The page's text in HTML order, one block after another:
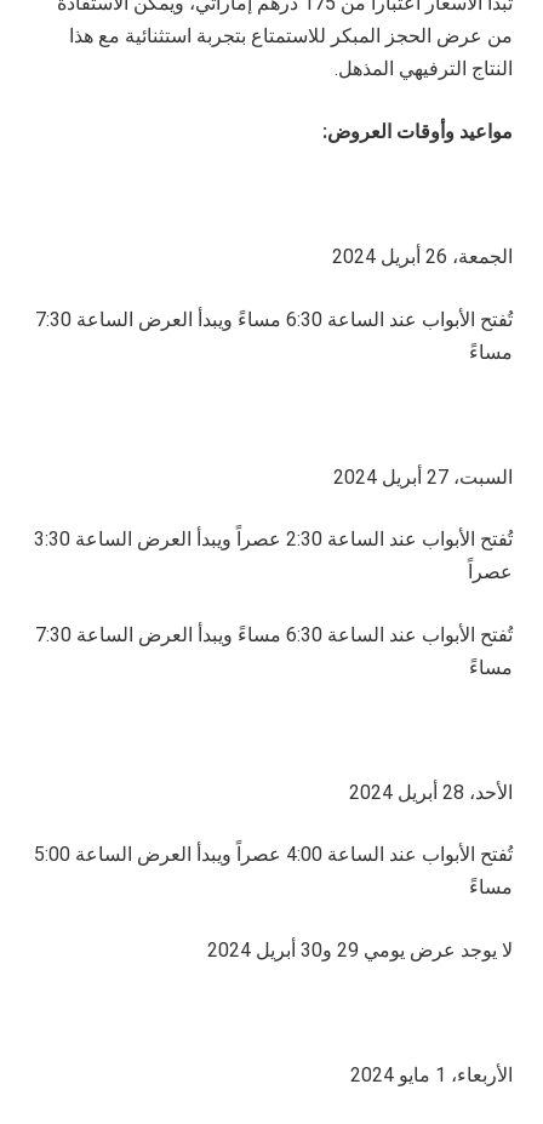
من عرض الحجز المبكر للاستمتاع بتجربة استثنائية مع هذا
النتاج الترفيهي المذهل.
مواعيد وأوقات العروض:
الجمعة، 26 أبريل 2024
تُفتح الأبواب عند الساعة 6:30 مساءً ويبدأ العرض الساعة 7:30
مساءً
السبت، 27 أبريل 2024
تُفتح الأبواب عند الساعة 2:30 عصراً ويبدأ العرض الساعة 3:30
عصراً
تُفتح الأبواب عند الساعة 6:30 مساءً ويبدأ العرض الساعة 7:30
مساءً
الأحد، 28 أبريل 2024
تُفتح الأبواب عند الساعة 4:00 عصراً ويبدأ العرض الساعة 5:00
مساءً
لا يوجد عرض يومي 29 و30 أبريل 2024
الأربعاء، 1 مايو 2024